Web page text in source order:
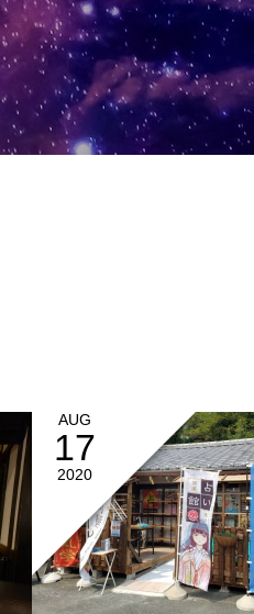
AUG
17
2020